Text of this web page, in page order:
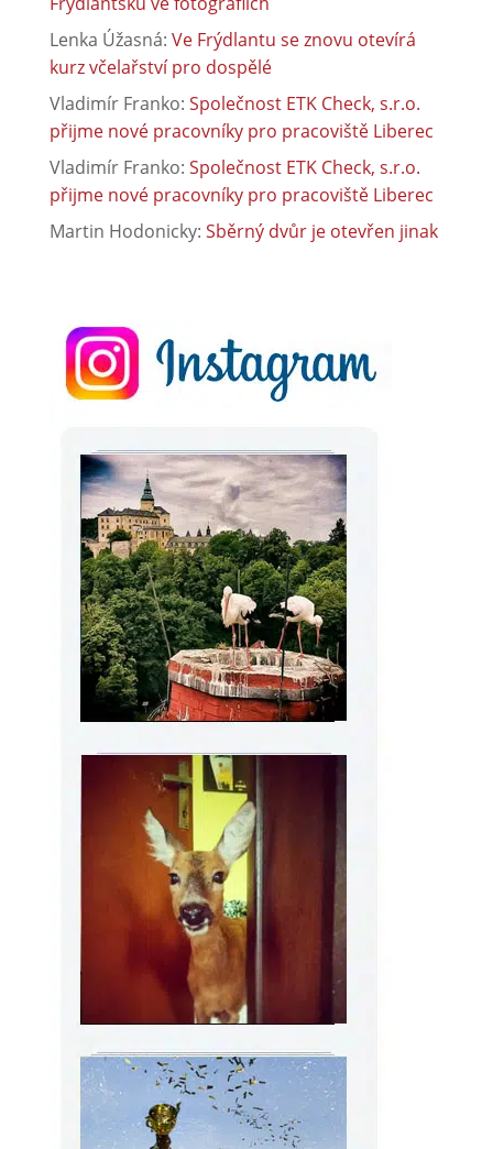
Lenka Úžasná: Ve Frýdlantu se znovu otevírá
kurz včelařství pro dospělé
Vladimír Franko: Společnost ETK Check, s.r.o.
přijme nové pracovníky pro pracoviště Liberec
Vladimír Franko: Společnost ETK Check, s.r.o.
přijme nové pracovníky pro pracoviště Liberec
Martin Hodonicky: Sběrný dvůr je otevřen jinak